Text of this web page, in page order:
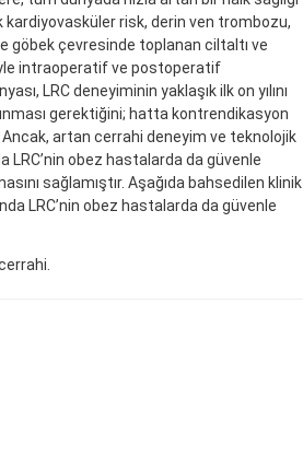
kardiyovasküler risk, derin ven trombozu,
göbek çevresinde toplanan ciltaltı ve
intraoperatif ve postoperatif
LRC deneyiminin yaklaşık ilk on yılını
gerektiğini; hatta kontrendikasyon
artan cerrahi deneyim ve teknolojik
LRC’nin obez hastalarda da güvenle
sağlamıştır. Aşağıda bahsedilen klinik
LRC’nin obez hastalarda da güvenle